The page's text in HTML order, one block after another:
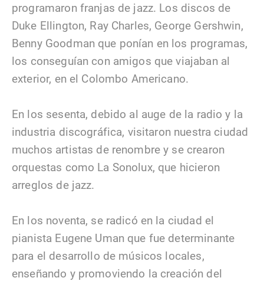
programaron franjas de jazz. Los discos de
Duke Ellington, Ray Charles, George Gershwin,
Benny Goodman que ponían en los programas,
los conseguían con amigos que viajaban al
exterior, en el Colombo Americano.
En los sesenta, debido al auge de la radio y la
industria discográfica, visitaron nuestra ciudad
muchos artistas de renombre y se crearon
orquestas como La Sonolux, que hicieron
arreglos de jazz.
En los noventa, se radicó en la ciudad el
pianista Eugene Uman que fue determinante
para el desarrollo de músicos locales,
enseñando y promoviendo la creación del